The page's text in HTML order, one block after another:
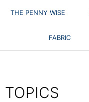
THE PENNY WISE
FABRIC
TOPICS